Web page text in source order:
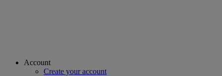
Account
Create your account